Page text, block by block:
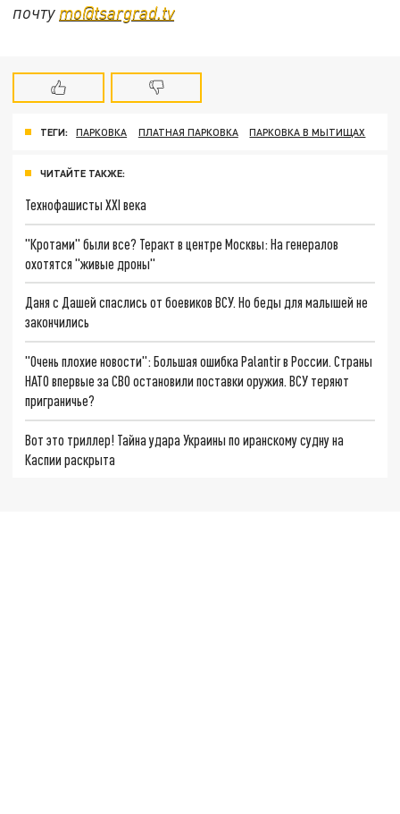
почту mo@tsargrad.tv
ТЕГИ: ПАРКОВКА ПЛАТНАЯ ПАРКОВКА ПАРКОВКА В МЫТИЩАХ
ЧИТАЙТЕ ТАКЖЕ:
Технофашисты XXI века
"Кротами" были все? Теракт в центре Москвы: На генералов
охотятся "живые дроны"
Даня с Дашей спаслись от боевиков ВСУ. Но беды для малышей не
закончились
"Очень плохие новости": Большая ошибка Palantir в России. Страны
НАТО впервые за СВО остановили поставки оружия. ВСУ теряют
приграничье?
Вот это триллер! Тайна удара Украины по иранскому судну на
Каспии раскрыта